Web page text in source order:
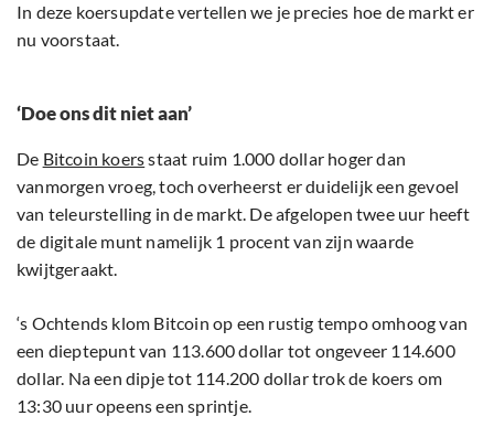
In deze koersupdate vertellen we je precies hoe de markt er
nu voorstaat.
‘Doe ons dit niet aan’
De Bitcoin koersstaat ruim 1.000 dollar hoger dan
vanmorgen vroeg, toch overheerst er duidelijk een gevoel
van teleurstelling in de markt. De afgelopen twee uur heeft
de digitale munt namelijk 1 procent van zijn waarde
kwijtgeraakt.
‘s Ochtends klom Bitcoin op een rustig tempo omhoog van
een dieptepunt van 113.600 dollar tot ongeveer 114.600
dollar. Na een dipje tot 114.200 dollar trok de koers om
13:30 uur opeens een sprintje.